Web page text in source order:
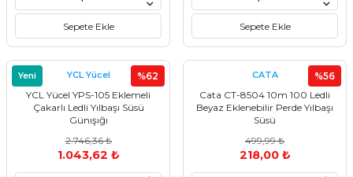
Sepete Ekle Sepete Ekle
%62
Yeni YCL Yücel
YCL Yücel YPS-105 Eklemeli
Çakarlı Ledli Yılbaşı Süsü
Günışığı
2.746,36 ₺
1.043,62 ₺
%56
CATA
Cata CT-8504 10m 100 Ledli
Beyaz Eklenebilir Perde Yılbaşı
Süsü
499,99 ₺
218,00 ₺